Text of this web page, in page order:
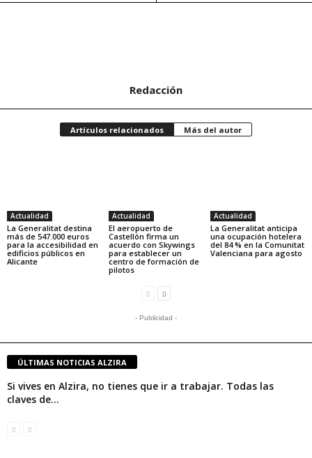
Redacción
Artículos relacionados Más del autor
Actualidad
La Generalitat destina
más de 547.000 euros
para la accesibilidad en
edificios públicos en
Alicante
Actualidad
El aeropuerto de
Castellón firma un
acuerdo con Skywings
para establecer un
centro de formación de
pilotos
Actualidad
La Generalitat anticipa
una ocupación hotelera
del 84 % en la Comunitat
Valenciana para agosto
- Publicidad -
ÚLTIMAS NOTICIAS ALZIRA
Si vives en Alzira, no tienes que ir a trabajar. Todas las
claves de...